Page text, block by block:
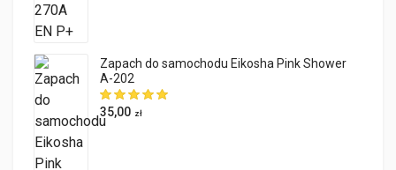
Zapach do samochodu Eikosha Pink Shower
A-202
35,00 zł